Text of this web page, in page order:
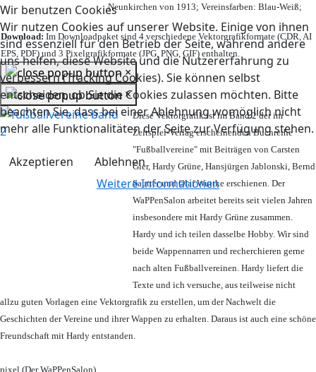
Wir benutzen Cookies
Wir nutzen Cookies auf unserer Website. Einige von ihnen
sind essenziell für den Betrieb der Seite, während andere
uns helfen, diese Website und die Nutzererfahrung zu
verbessern (Tracking Cookies). Sie können selbst
entscheiden, ob Sie die Cookies zulassen möchten. Bitte
beachten Sie, dass bei einer Ablehnung womöglich nicht
mehr alle Funktionalitäten der Seite zur Verfügung stehen.
Akzeptieren
Ablehnen
Weitere Informationen
Neunkirchen von 1913; Vereinsfarben: Blau-Weiß;
Download: Im Downloadpaket sind 4 verschiedene Vektorgrafikformate (CDR, AI
EPS, PDF) und 3 Pixelgrafikformate (JPG, PNG, GIF) enthalten.
×
×
Diese Vektorgrafik ist im Band 2 der im
Zeitspiel-Verlag erscheinenden Buchreihe
"Fußballvereine" mit Beiträgen von Carsten
Gier, Hardy Grüne, Hansjürgen Jablonski, Bernd
Sautter und Olaf Wuttke erschienen. Der
WaPPenSalon arbeitet bereits seit vielen Jahren
insbesondere mit Hardy Grüne zusammen.
Hardy und ich teilen dasselbe Hobby. Wir sind
beide Wappennarren und recherchieren gerne
nach alten Fußballvereinen. Hardy liefert die
Texte und ich versuche, aus teilweise nicht
allzu guten Vorlagen eine Vektorgrafik zu erstellen, um der Nachwelt die
Geschichten der Vereine und ihrer Wappen zu erhalten. Daraus ist auch eine schöne
Freundschaft mit Hardy entstanden.
pixel (Der WaPPenSalon)